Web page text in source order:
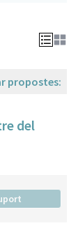
propostes:
del